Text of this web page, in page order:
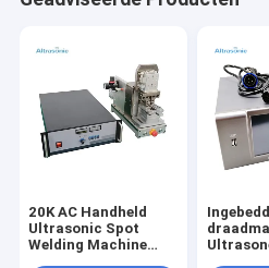
20K AC Handheld
Ultrasonic Spot
Welding Machine